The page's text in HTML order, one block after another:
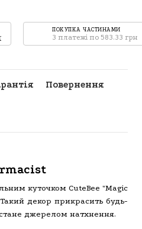
ПОКУПКА ЧАСТИНАМИ
3 платежі по 583.33 грн
Повернення
куточком CuteBee "Magic
Такий декор прикрасить будь-
джерелом натхнення.